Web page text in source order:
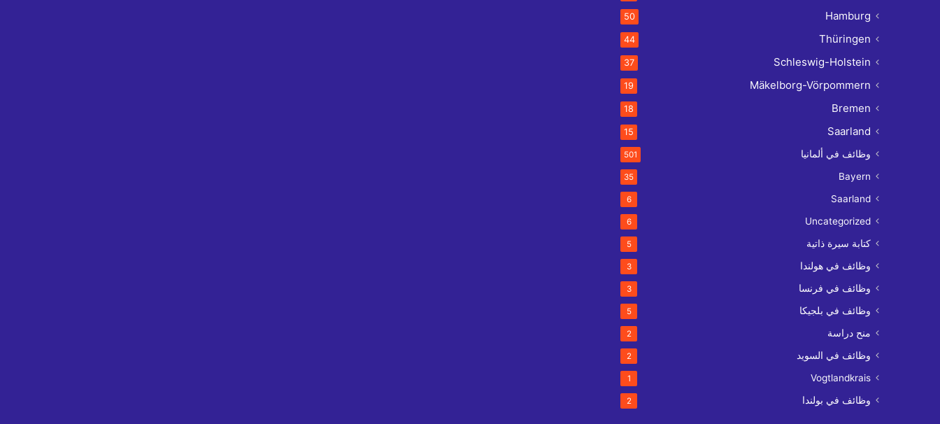
Hamburg
50
Thüringen
44
Schleswig-Holstein
37
Mäkelborg-Vörpommern
19
Bremen
18
Saarland
15
وظائف في ألمانيا 501
Bayern
35
Saarland
6
Uncategorized
6
كتابة سيرة ذاتية 5
وظائف في هولندا 3
وظائف في فرنسا 3
وظائف في بلجيكا 5
منح دراسة 2
وظائف في السويد 2
Vogtlandkrais
1
وظائف في بولندا 2